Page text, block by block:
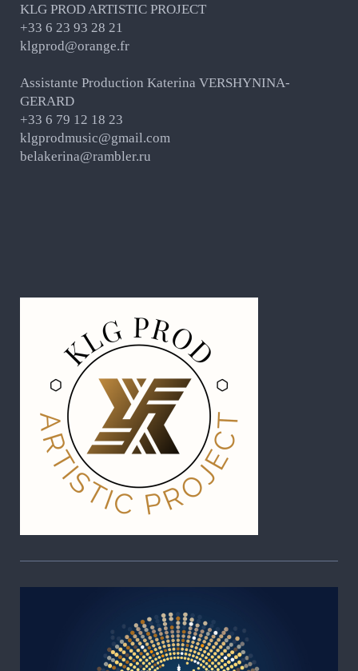
KLG PROD ARTISTIC PROJECT
+33 6 23 93 28 21
klgprod@orange.fr
Assistante Production Katerina VERSHYNINA-
GERARD
+33 6 79 12 18 23
klgprodmusic@gmail.com
belakerina@rambler.ru